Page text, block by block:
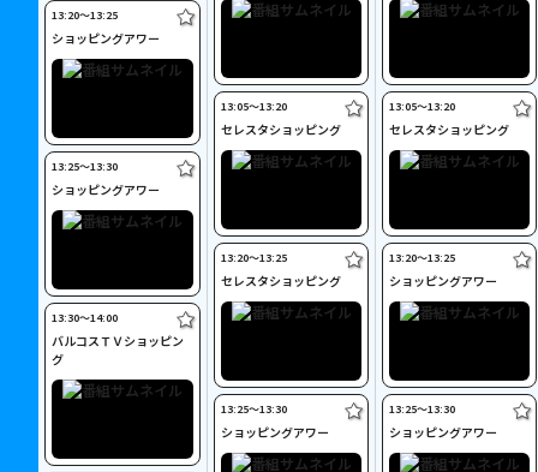
13:20〜13:25
ショッピングアワー
13:25〜13:30
ショッピングアワー
13:30〜14:00
バルコスＴＶショッピン
グ
13:05〜13:20
セレスタショッピング
13:20〜13:25
セレスタショッピング
13:25〜13:30
ショッピングアワー
13:05〜13:20
セレスタショッピング
13:20〜13:25
ショッピングアワー
13:25〜13:30
ショッピングアワー